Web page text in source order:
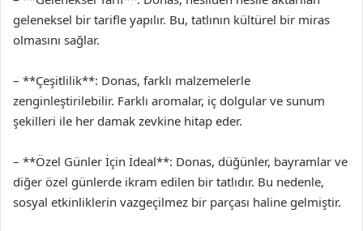
geleneksel bir tarifle yapılır. Bu, tatlının kültürel bir miras
olmasını sağlar.
– **Çeşitlilik**: Donas, farklı malzemelerle
zenginleştirilebilir. Farklı aromalar, iç dolgular ve sunum
şekilleri ile her damak zevkine hitap eder.
– **Özel Günler İçin İdeal**: Donas, düğünler, bayramlar ve
diğer özel günlerde ikram edilen bir tatlıdır. Bu nedenle,
sosyal etkinliklerin vazgeçilmez bir parçası haline gelmiştir.